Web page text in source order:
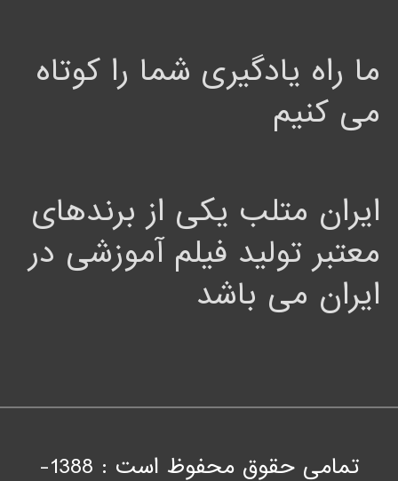
ما راه یادگیری شما را کوتاه
می کنیم
ایران متلب یکی از برندهای
معتبر تولید فیلم آموزشی در
ایران می باشد
تمامی حقوق محفوظ است : 1388-